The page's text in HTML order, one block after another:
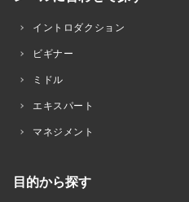
イントロダクション
ビギナー
ミドル
エキスパート
マネジメント
目的から探す